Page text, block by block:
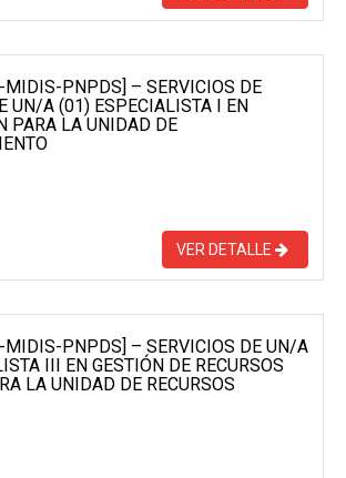
MIDIS-PNPDS] – SERVICIOS DE
UN/A (01) ESPECIALISTA I EN
PARA LA UNIDAD DE
VER DETALLE
MIDIS-PNPDS] – SERVICIOS DE UN/A
III EN GESTIÓN DE RECURSOS
LA UNIDAD DE RECURSOS